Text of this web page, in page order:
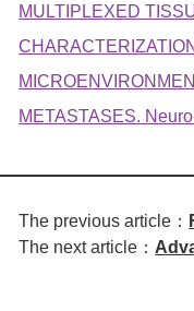
MULTIPLEXED
METASTASES.
The previous article：
The next article：